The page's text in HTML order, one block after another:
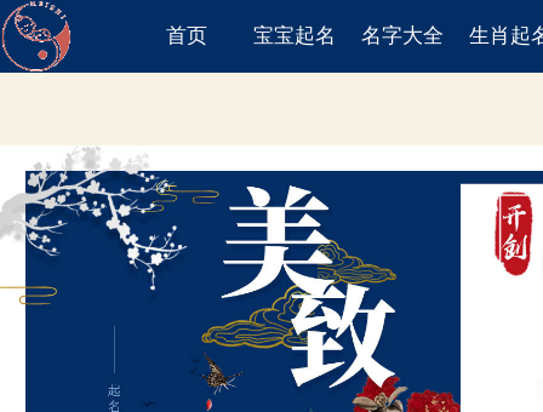
首页 宝宝起名 名字大全 生肖起